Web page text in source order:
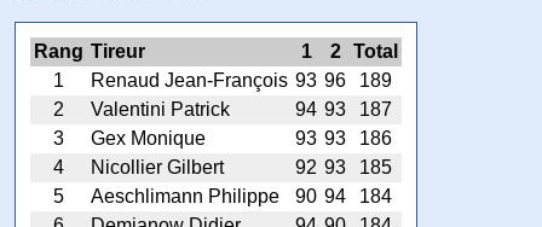
Rang Tireur 1 2
Total
1
Renaud Jean-François 93 96
189
2
Valentini Patrick 94 93
187
3
Gex Monique 93 93
186
4
Nicollier Gilbert 92 93
185
5
Aeschlimann Philippe 90 94
184